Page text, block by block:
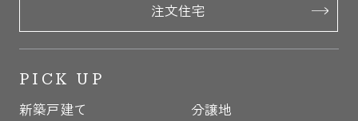
注文住宅
PICK UP
新築戸建て
分譲地